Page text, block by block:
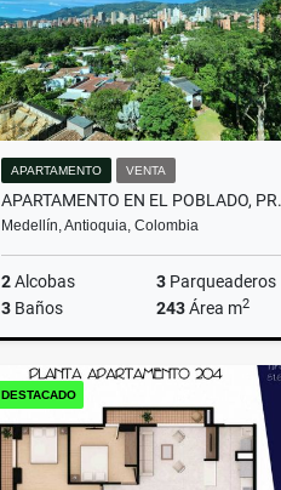
APARTAMENTO VENTA
APARTAMENTO
Medellín, Antioquia, Colombia
2Alcobas 3 Parqueaderos
3 Baños 243Área m2
DESTACADO